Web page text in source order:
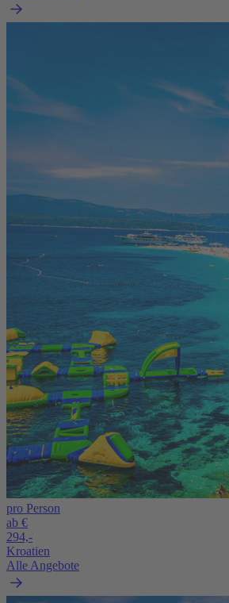
pro Person
ab €
294,-
Kroatien
Alle Angebote